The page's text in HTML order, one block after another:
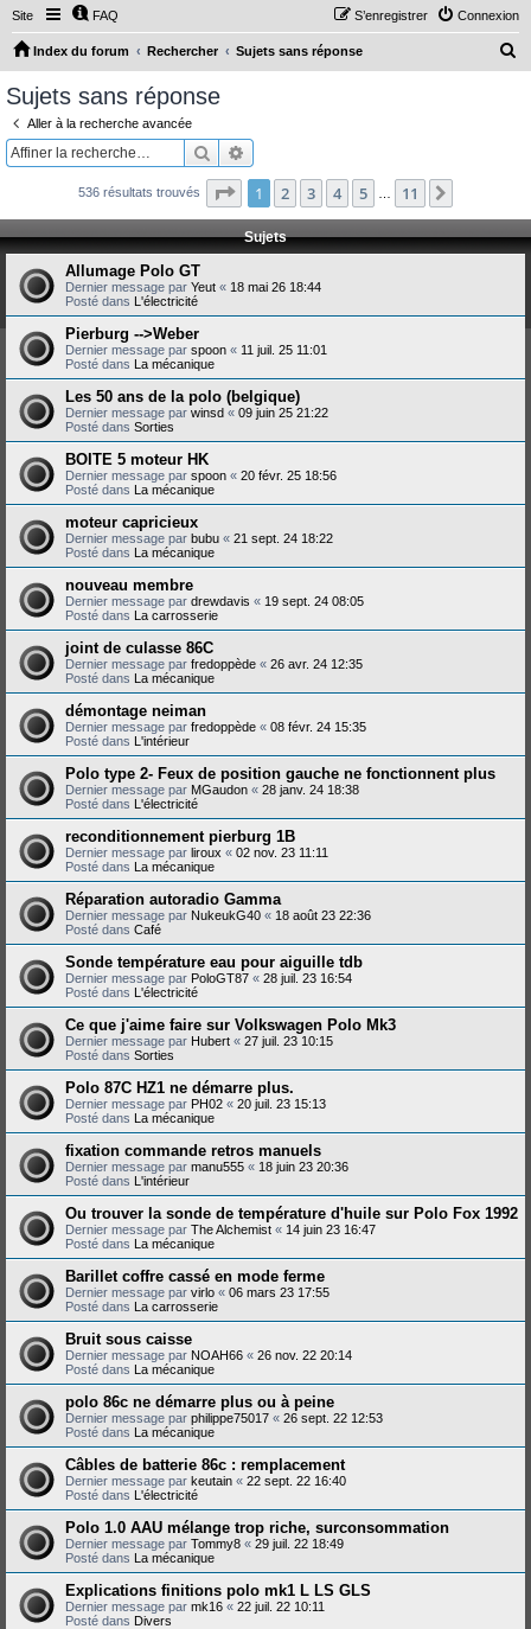
Site FAQ Connexion
S’enregistrer
Index du forum Rechercher Sujets sans réponse
c
h
Sujets sans réponse
Aller à la recherche avancée
Rechercher
536 résultats trouvés Page 1sur11
1 2 3 4 5 11
Sujets
Allumage Polo GT
Dernier message par Yeut « 18 mai 26 18:44
Posté dans L'électricité
Pierburg -->Weber
Dernier message par spoon « 11 juil. 25 11:01
Posté dans La mécanique
Les 50 ans de la polo (belgique)
Dernier message par winsd « 09 juin 25 21:22
Posté dans Sorties
BOITE 5 moteur HK
Dernier message par spoon « 20 févr. 25 18:56
Posté dans La mécanique
moteur capricieux
Dernier message par bubu « 21 sept. 24 18:22
Posté dans La mécanique
nouveau membre
Dernier message par drewdavis « 19 sept. 24 08:05
Posté dans La carrosserie
joint de culasse 86C
Dernier message par fredoppède « 26 avr. 24 12:35
Posté dans La mécanique
démontage neiman
Dernier message par fredoppède « 08 févr. 24 15:35
Posté dans L'intérieur
Polo type 2- Feux de position gauche ne fonctionnent plus
Dernier message par MGaudon « 28 janv. 24 18:38
Posté dans L'électricité
reconditionnement pierburg 1B
Dernier message par liroux « 02 nov. 23 11:11
Posté dans La mécanique
Réparation autoradio Gamma
Dernier message par NukeukG40 « 18 août 23 22:36
Posté dans Café
Sonde température eau pour aiguille tdb
Dernier message par PoloGT87 « 28 juil. 23 16:54
Posté dans L'électricité
Ce que j'aime faire sur Volkswagen Polo Mk3
Dernier message par Hubert « 27 juil. 23 10:15
Posté dans Sorties
Polo 87C HZ1 ne démarre plus.
Dernier message par PH02 « 20 juil. 23 15:13
Posté dans La mécanique
fixation commande retros manuels
Dernier message par manu555 « 18 juin 23 20:36
Posté dans L'intérieur
Ou trouver la sonde de température d'huile sur Polo Fox 1992
Dernier message par The Alchemist « 14 juin 23 16:47
Posté dans La mécanique
Barillet coffre cassé en mode ferme
Dernier message par virlo « 06 mars 23 17:55
Posté dans La carrosserie
Bruit sous caisse
Dernier message par NOAH66 « 26 nov. 22 20:14
Posté dans La mécanique
polo 86c ne démarre plus ou à peine
Dernier message par philippe75017 « 26 sept. 22 12:53
Posté dans La mécanique
Câbles de batterie 86c : remplacement
Dernier message par keutain « 22 sept. 22 16:40
Posté dans L'électricité
Polo 1.0 AAU mélange trop riche, surconsommation
Dernier message par Tommy8 « 29 juil. 22 18:49
Posté dans La mécanique
Explications finitions polo mk1 L LS GLS
Dernier message par mk16 « 22 juil. 22 10:11
Posté dans Divers